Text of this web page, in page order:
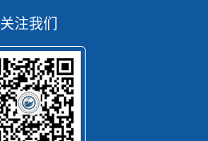
关注我们